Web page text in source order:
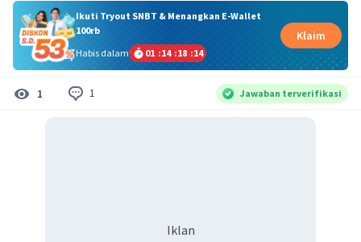
Ikuti Tryout SNBT & Menangkan E-Wallet
100rb
Habis dalam
01 :14 :18 :14
Klaim
1 1 Jawaban terverifikasi
Iklan